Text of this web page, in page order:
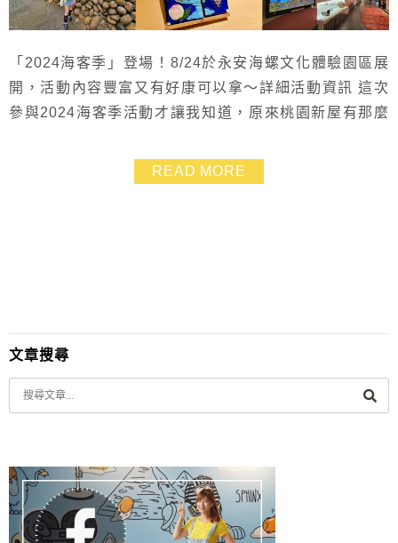
「2024海客季」登場！8/24於永安海螺文化體驗園區展
開，活動內容豐富又有好康可以拿～詳細活動資訊 這次
參與2024海客季活動才讓我知道，原來桃園新屋有那麼
必去的桃園新屋海螺館網美拍照點~ 完全免門票、好停
車，有文物展可以參觀，還能爽吃海鮮看海景 另外還有
READ MORE
文章搜尋